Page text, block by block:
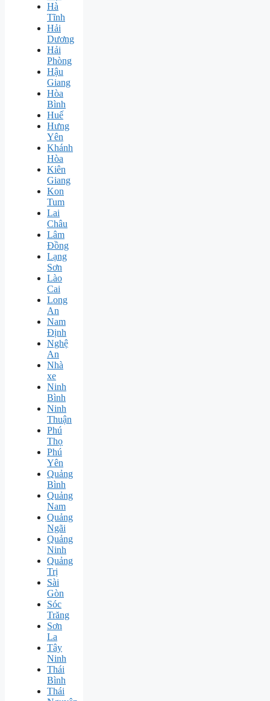
Hà
Tĩnh
Hải
Dương
Hải
Phòng
Hậu
Giang
Hòa
Bình
Huế
Hưng
Yên
Khánh
Hòa
Kiên
Giang
Kon
Tum
Lai
Châu
Lâm
Đồng
Lạng
Sơn
Lào
Cai
Long
An
Nam
Định
Nghệ
An
Nhà
xe
Ninh
Bình
Ninh
Thuận
Phú
Thọ
Phú
Yên
Quảng
Bình
Quảng
Nam
Quảng
Ngãi
Quảng
Ninh
Quảng
Trị
Sài
Gòn
Sóc
Trăng
Sơn
La
Tây
Ninh
Thái
Bình
Thái